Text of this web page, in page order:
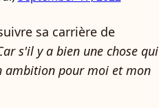
sa carrière de
s'il y a bien une chose qui
ambition pour moi et mon